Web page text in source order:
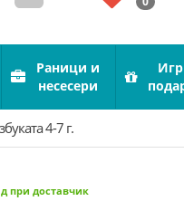
Раници и
несесери
4-7 г.
при доставчик